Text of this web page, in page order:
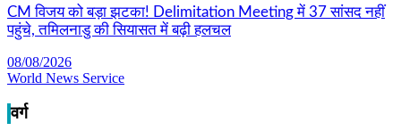
CM विजय को बड़ा झटका! Delimitation Meeting में 37 सांसद नहीं
पहुंचे, तमिलनाडु की सियासत में बढ़ी हलचल
08/08/2026
World News Service
वर्ग